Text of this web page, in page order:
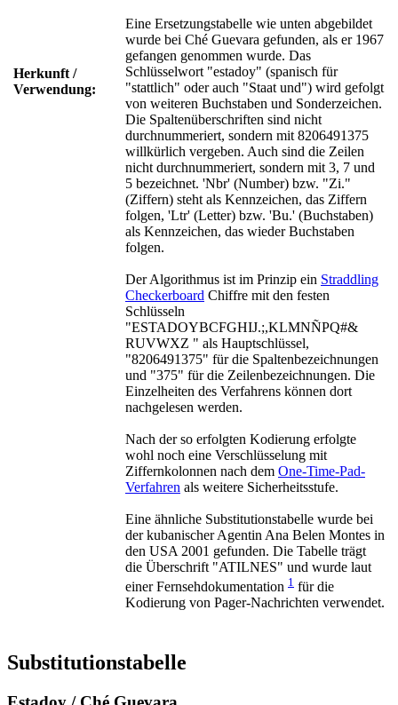
Herkunft /
Verwendung:
Eine Ersetzungstabelle wie unten abgebildet
wurde bei Ché Guevara gefunden, als er 1967
gefangen genommen wurde. Das
Schlüsselwort "estadoy" (spanisch für
"stattlich" oder auch "Staat und") wird gefolgt
von weiteren Buchstaben und Sonderzeichen.
Die Spaltenüberschriften sind nicht
durchnummeriert, sondern mit 8206491375
willkürlich vergeben. Auch sind die Zeilen
nicht durchnummeriert, sondern mit 3, 7 und
5 bezeichnet. 'Nbr' (Number) bzw. "Zi."
(Ziffern) steht als Kennzeichen, das Ziffern
folgen, 'Ltr' (Letter) bzw. 'Bu.' (Buchstaben)
als Kennzeichen, das wieder Buchstaben
folgen.
Der Algorithmus ist im Prinzip ein Straddling
Checkerboard Chiffre mit den festen
Schlüsseln
"ESTADOYBCFGHIJ.;,KLMNÑPQ#&
RUVWXZ " als Hauptschlüssel,
"8206491375" für die Spaltenbezeichnungen
und "375" für die Zeilenbezeichnungen. Die
Einzelheiten des Verfahrens können dort
nachgelesen werden.
Nach der so erfolgten Kodierung erfolgte
wohl noch eine Verschlüsselung mit
Ziffernkolonnen nach dem One-Time-Pad-
Verfahren als weitere Sicherheitsstufe.
Eine ähnliche Substitutionstabelle wurde bei
der kubanischer Agentin Ana Belen Montes in
den USA 2001 gefunden. Die Tabelle trägt
die Überschrift "ATILNES" und wurde laut
einer Fernsehdokumentation 1 für die
Kodierung von Pager-Nachrichten verwendet.
Substitutionstabelle